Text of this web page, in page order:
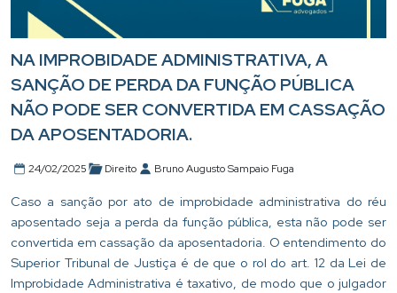
NA IMPROBIDADE ADMINISTRATIVA, A
SANÇÃO DE PERDA DA FUNÇÃO PÚBLICA
NÃO PODE SER CONVERTIDA EM CASSAÇÃO
DA APOSENTADORIA.
24/02/2025 Direito Bruno Augusto Sampaio Fuga
Caso a sanção por ato de improbidade administrativa do réu
aposentado seja a perda da função pública, esta não pode ser
convertida em cassação da aposentadoria. O entendimento do
Superior Tribunal de Justiça é de que o rol do art. 12 da Lei de
Improbidade Administrativa é taxativo, de modo que o julgador